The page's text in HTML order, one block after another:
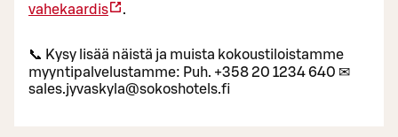
vahekaardis
.
📞 Kysy lisää näistä ja muista kokoustiloistamme
myyntipalvelustamme: Puh. +358 20 1234 640 ✉
sales.jyvaskyla@sokoshotels.fi